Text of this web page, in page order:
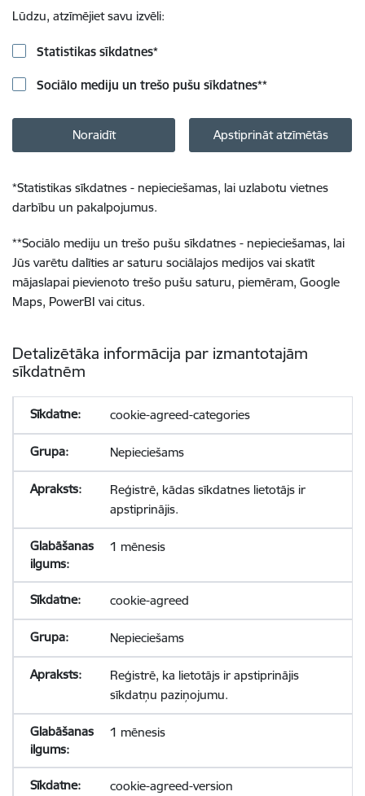
Lūdzu, atzīmējiet savu izvēli:
Statistikas sīkdatnes*
Sociālo mediju un trešo pušu sīkdatnes**
Noraidīt Apstiprināt atzīmētās
*Statistikas sīkdatnes - nepieciešamas, lai uzlabotu vietnes
darbību un pakalpojumus.
**Sociālo mediju un trešo pušu sīkdatnes - nepieciešamas, lai
Jūs varētu dalīties ar saturu sociālajos medijos vai skatīt
mājaslapai pievienoto trešo pušu saturu, piemēram, Google
Maps, PowerBI vai citus.
Detalizētāka informācija par izmantotajām
sīkdatnēm
cookie-agreed-categories
Nepieciešams
Reģistrē, kādas sīkdatnes lietotājs ir
apstiprinājis.
1 mēnesis
cookie-agreed
Nepieciešams
Reģistrē, ka lietotājs ir apstiprinājis
sīkdatņu paziņojumu.
1 mēnesis
cookie-agreed-version